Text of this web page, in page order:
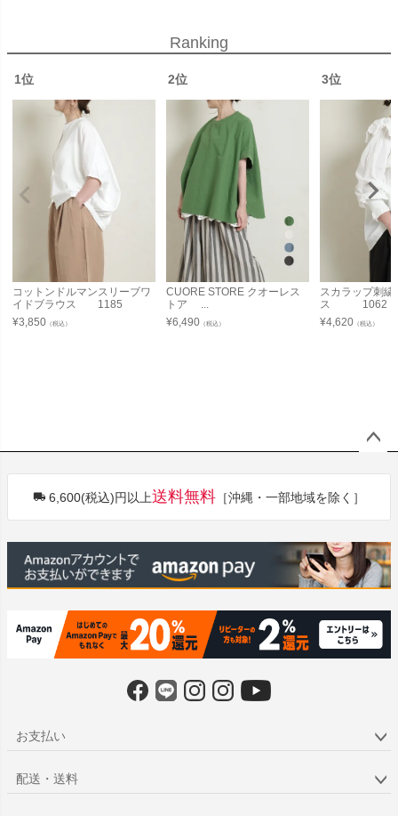
Ranking
1位
コットンドルマンスリーブワ
イドブラウス 1185
¥3,850 （税込）
2位
CUORE STORE クオーレス
トア ...
¥6,490 （税込）
3位
スカラップ刺
ス 1062
¥4,620 （税込）
へ
6,600(税込)円以上送料無料 ［沖縄・一部地域を除く］
お支払い
配送・送料